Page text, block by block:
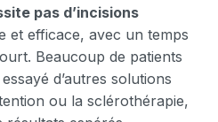
pas d’incisions
et efficace, avec un temps
Beaucoup de patients
d’autres solutions
ou la sclérothérapie,